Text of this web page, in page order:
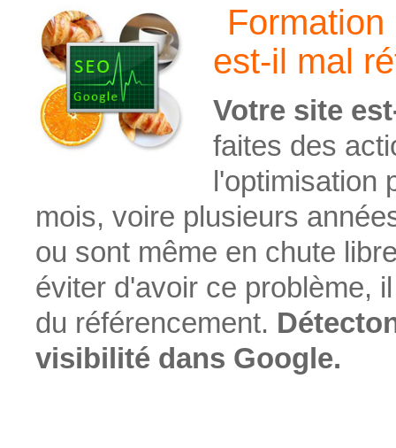
est-il mal
Votre site
faites des
l'optimisation
mois, voire plusieurs
ou sont même en chute
éviter d'avoir ce problème,
du référencement.
visibilité dans Google.